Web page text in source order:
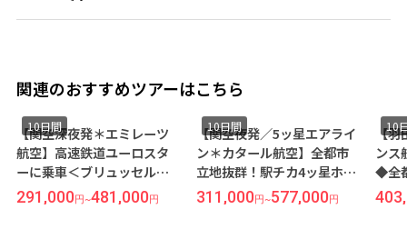
関連のおすすめツアーはこちら
【関空深夜発＊エミレーツ
航空】高速鉄道ユーロスタ
ーに乗車＜ブリュッセル×
パリ×ロンドン＞10日間
（価格重視ホテル）
10日間
291,000 円~481,000 円
【関空夜発／5ッ星エアライ
ン＊カタール航空】全都市
立地抜群！駅チカ4ッ星ホテ
ル指定◆高速鉄道ユーロス
ターで巡る西欧＊3都市周遊
10日間
311,000 円~577,000 円
【
ンス
◆全
ッ星
ユ
10